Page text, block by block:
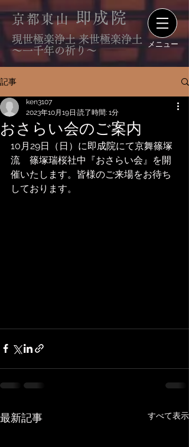
京都東山即成院
現世極楽浄土 来世極楽浄土
〜一千年の祈り〜
メニュー
記事
おさらい会のご案内
ken3107
2023年10月19日 読了時間: 1分
10月29日（日）に即成院にて京舞篠塚
流　篠塚瑞桜社中『おさらい会』を開
催いたします。皆様のご来場をお待ち
しております。
最新記事 すべて表示